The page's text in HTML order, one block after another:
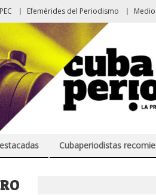
Efemérides del Periodismo
Cubaperiodistas